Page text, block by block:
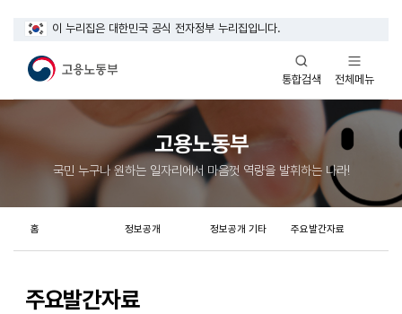
이 누리집은 대한민국 공식 전자정부 누리집입니다.
통합검색
열기
전체메뉴
열기
고용노동부
국민 누구나 원하는 일자리에서 마음껏 역량을 발휘하는 나라!
주요발간자료
홈 정보공개 정보공개 기타 주요발간자료